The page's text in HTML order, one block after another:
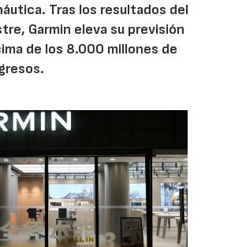
Tras los resultados del
Garmin eleva su previsión
de los 8.000 millones de